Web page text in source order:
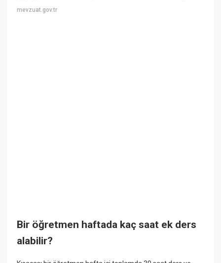
mevzuat.gov.tr
Bir öğretmen haftada kaç saat ek ders
alabilir?